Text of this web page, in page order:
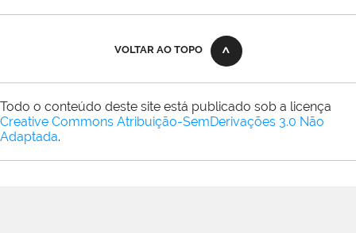
VOLTAR AO TOPO
Todo o conteúdo deste site está publicado sob a licença
Creative Commons Atribuição-SemDerivações 3.0 Não
Adaptada.